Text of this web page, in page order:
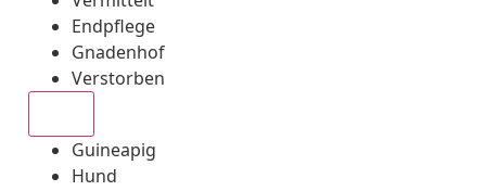
Endpflege
Gnadenhof
Verstorben
Guineapig
Hund